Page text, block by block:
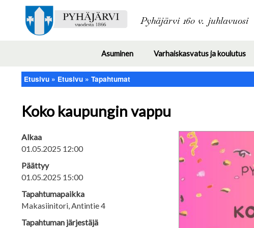
Pyhäjärvi 160 v. juhlavuosi
Asuminen
Toggle
Varhaiskasvatus ja koulutus
Murupolku
Etusivu Etusivu Tapahtumat
Koko kaupungin vappu
Alkaa
01.05.2025 12:00
Päättyy
01.05.2025 15:00
Tapahtumapaikka
Makasiinitori, Antintie 4
Tapahtuman järjestäjä